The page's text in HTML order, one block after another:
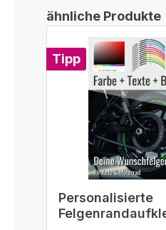
Produktgalerie
ähnliche Produkte
Tipp
Personalisierte